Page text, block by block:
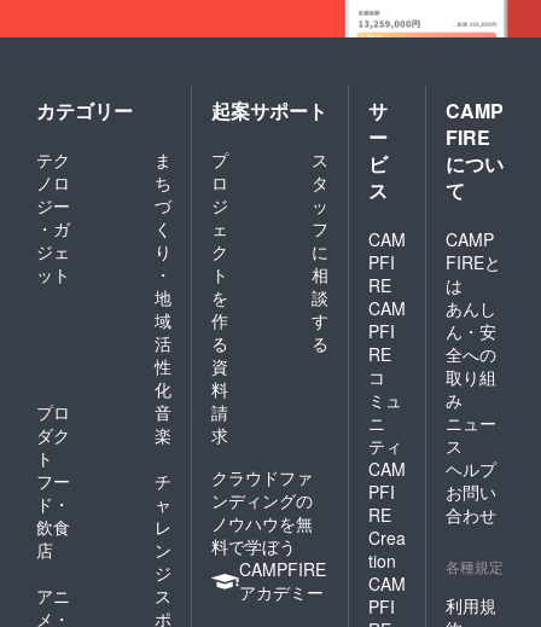
「OUR
原徹也
さん参
加）
「勧善
懲悪は
万能な
シナリ
ない
（笹野
みちる
さん参
加）
「いの
ちの
樹」
（湊雅
史さん
参加）
など 全
８曲収
録。 ※
送料込
にゃん
☆
③「LIV
E FOR
LIVES
POWER
※ 直
筆サイ
ン入り
特別限
定版
ホッ
ピー神
山さ
ん、梶
原徹也
さんな
どによ
る直筆
サイン
入りオ
リジナ
いもね
リーム
☆ ※ 送
んとい
もねこ
で働く
がここ
ろを込
めてつ
くりま
した。
添加物
をでき
抑え、
サクサ
ク柔ら
かく身
体にも
優しい
味！ ②
フィ
にゃん
シェ
CAMPF
IRE12
個入り
セット
ヘーゼ
ルナッ
ダーを
りと
カテゴリー
テク
ノロ
ジー
・ガ
ジェ
ット
ま
ち
づ
く
り
・
地
域
活
性
化
プロ
ダク
ト
音
楽
フー
ド・
飲食
店
チ
ャ
レ
ン
ジ
アニ
メ・
ス
ポ
起案サポート
プ
ロ
ジ
ェ
ク
ト
を
作
る
ス
タ
ッ
フ
に
相
談
す
る
資
料
請
求
クラウドファ
ンディングの
ノウハウを無
料で学ぼう
CAMPFIRE
アカデミー
サ
ー
ビ
ス
CAM
PFI
RE
CAM
PFI
RE
コ
ミュ
ニ
ティ
CAM
PFI
RE
Crea
tion
CAM
PFI
CAMP
FIRE
につい
て
CAMP
FIREと
は
あんし
ん・安
全への
取り組
み
ニュー
ス
ヘルプ
お問い
合わせ
各種規定
利用規